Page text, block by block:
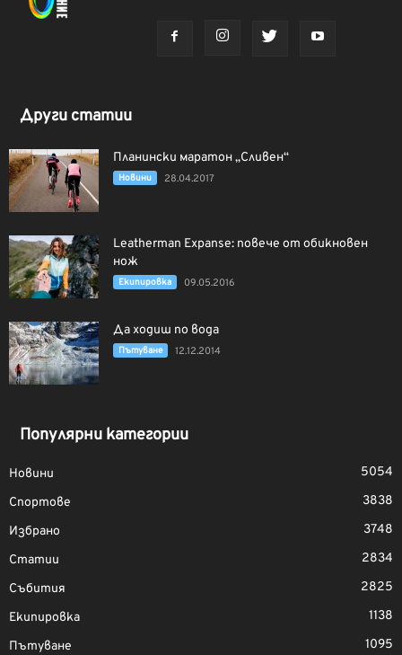
Други статии
Планински маратон „Сливен“
Новини 28.04.2017
Leatherman Expanse: повече от обикновен
нож
Екипировка 09.05.2016
Да ходиш по вода
Пътуване 12.12.2014
Популярни категории
Новини
5054
Спортове
3838
Избрано
3748
Статии
2834
Събития
2825
Екипировка
1138
Пътуване
1095